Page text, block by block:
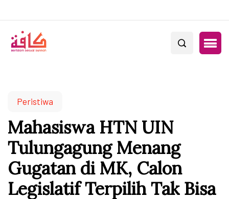
Peristiwa
Mahasiswa HTN UIN
Tulungagung Menang
Gugatan di MK, Calon
Legislatif Terpilih Tak Bisa